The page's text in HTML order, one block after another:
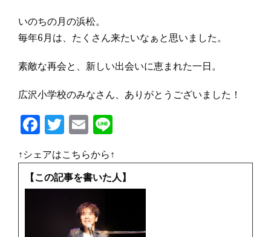
いのちの月の浜松。
毎年6月は、たくさん来たいなぁと思いました。
素敵な再会と、新しい出会いに恵まれた一日。
広沢小学校のみなさん、ありがとうございました！
F
c
e
T
w
it
te
E
m
ai
l
e
↑シェアはこちらから↑
【この記事を書いた人】